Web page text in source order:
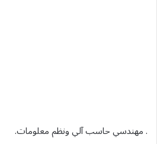
. مهندسي حاسب آلي ونظم معلومات.